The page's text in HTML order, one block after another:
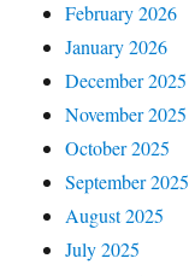
February 2026
January 2026
December 2025
November 2025
October 2025
September 2025
August 2025
July 2025